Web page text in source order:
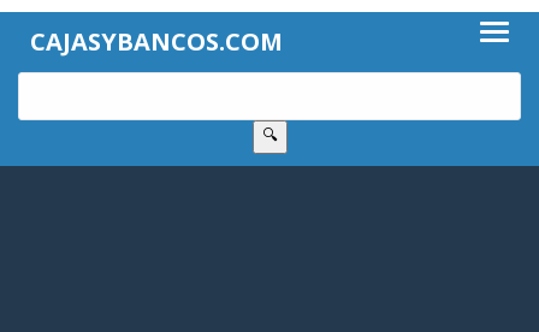
CAJASYBANCOS.COM
🔍